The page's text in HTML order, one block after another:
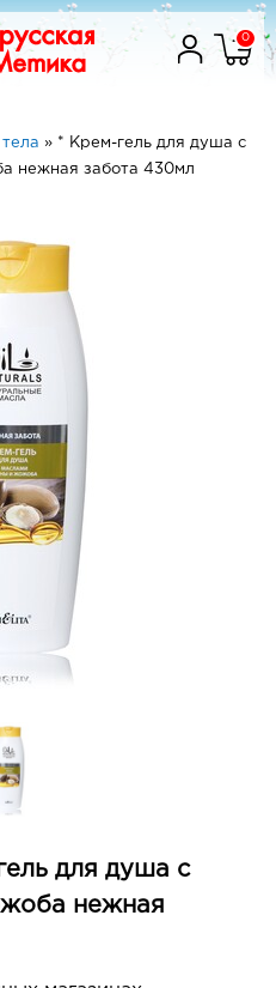
0
» * Крем-гель для душа с
нежная забота 430мл
для душа с
нежная